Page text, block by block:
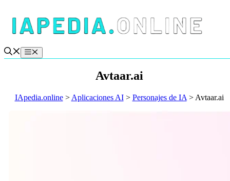
contenido
Menú
Avtaar.ai
IApedia.online> Aplicaciones AI> Personajes de IA > Avtaar.ai